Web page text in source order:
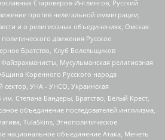
Староверов-Инглингов, Русский
против нелегальной иммиграции,
и о религиозных объединениях, Омская
движения Русское
Братство, Клуб Болельщиков
Мусульманская религиозная
Коренного Русского народа
сектор, УНА - УНСО, Украинская
Степана Бандеры, Братство, Белый Крест,
объединение последователей инглиизма,
TulaSkins, Этнополитическое
национальное объединение Атака, Мечеть